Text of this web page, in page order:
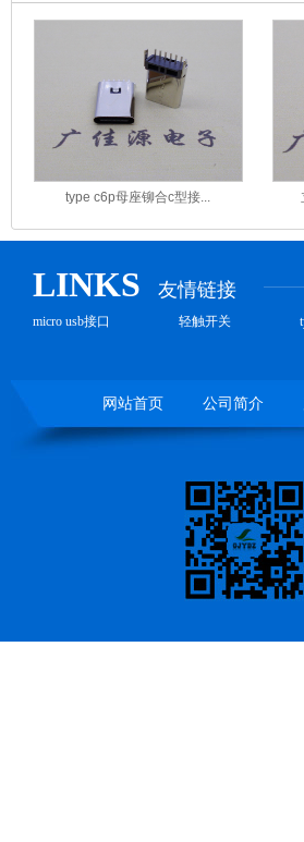
type c6p母座铆合c型接...
LINKS 友情链接
micro usb接口 轻触开关
网站首页 公司简介